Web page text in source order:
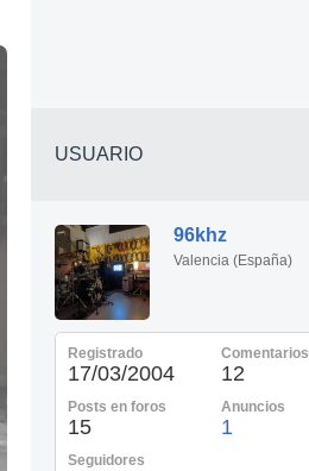
USUARIO
96khz
Valencia (España)
Registrado
17/03/2004
Comentarios
12
Posts en foros
15
Anuncios
1
Seguidores